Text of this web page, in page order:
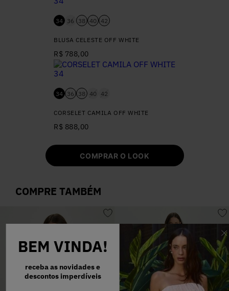
BEM VINDA!
receba as novidades e
descontos imperdíveis
34 36 38 40 42
BLUSA CELESTE OFF WHITE
R$ 788,00
34 36 38 40 42
CORSELET CAMILA OFF WHITE
R$ 888,00
COMPRAR O LOOK
COMPRE TAMBÉM